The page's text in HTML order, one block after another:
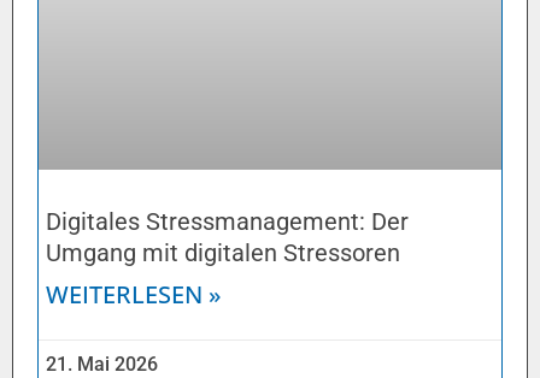
Digitales Stressmanagement: Der
Umgang mit digitalen Stressoren
WEITERLESEN »
21. Mai 2026